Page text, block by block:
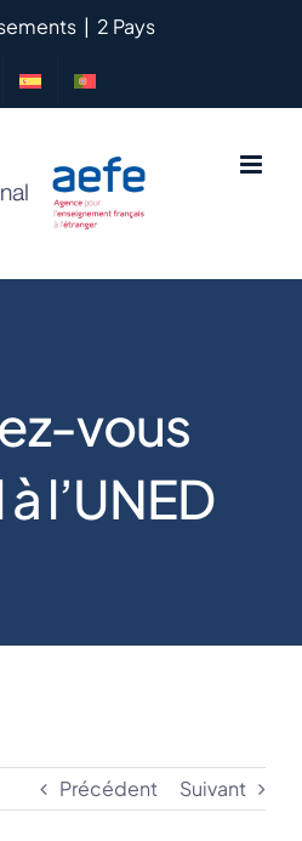
| 2 Pays
vous
l’UNED
Précédent Suivant